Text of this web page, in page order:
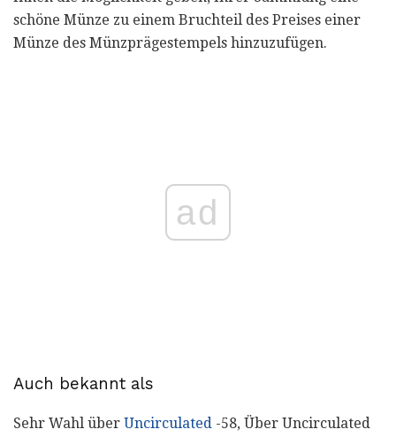
schöne Münze zu einem Bruchteil des Preises einer
Münze des Münzprägestempels hinzuzufügen.
ad
Auch bekannt als
Sehr Wahl über Uncirculated -58, Über Uncirculated